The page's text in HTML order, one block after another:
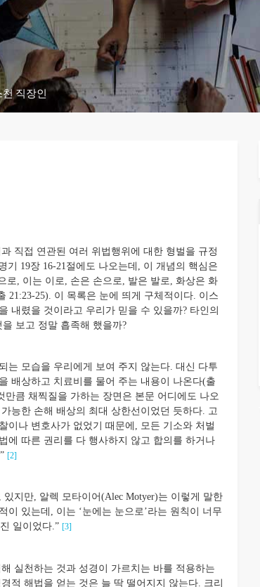
천 직장인
직접 연관된 여러 위법행위에 대한 형벌을 규정
기 19장 16-21절에도 나오는데, 이 개념의 핵심은
로, 이는 이로, 손은 손으로, 발은 발로, 화상은 화
21:23-25). 이 목록은 눈에 띄게 구체적이다. 이스
내렸을 것이라고 우리가 믿을 수 있을까? 타인의
보고 정말 흡족해 했을까?
는 모습을 우리에게 보여 주지 않는다. 대신 다투
배상하고 치료비를 물어 주는 내용이 나온다(출
큼 채찍질을 가하는 장면은 본문 어디에도 나오
능한 손해 배상의 최대 상한선이었던 듯하다. 고
이나 변호사가 없었기 때문에, 모든 기소와 처벌
에 따른 권리를 다 행사하지 않고 합의를 하거나
[2]
지만, 알렉 모타이어(Alec Motyer)는 이렇게 말한
있는데, 이는 ‘눈에는 눈으로’라는 원칙이 너무
일이었다.” [3]
실천하는 것과 성경이 가르치는 바를 적용하는
적 해법을 얻는 것은 늘 딱 떨어지지 않는다. 크리